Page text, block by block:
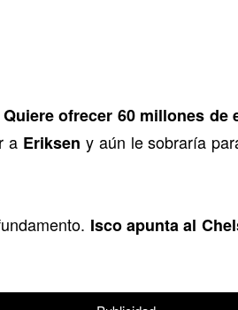
Quiere ofrecer 60 millones de
a Eriksen y aún le sobraría
Isco apunta al